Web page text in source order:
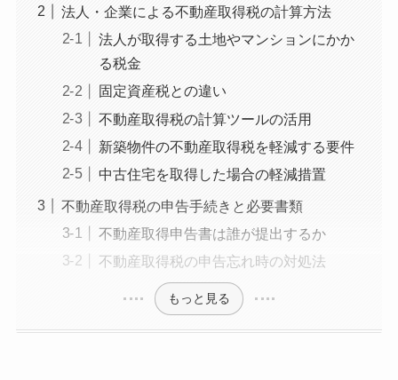
法人・企業による不動産取得税の計算方法
法人が取得する土地やマンションにかか
る税金
固定資産税との違い
不動産取得税の計算ツールの活用
新築物件の不動産取得税を軽減する要件
中古住宅を取得した場合の軽減措置
不動産取得税の申告手続きと必要書類
不動産取得申告書は誰が提出するか
不動産取得税の申告忘れ時の対処法
もっと見る